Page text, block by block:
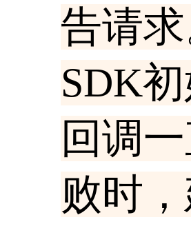
告请
SDK
回调
败时